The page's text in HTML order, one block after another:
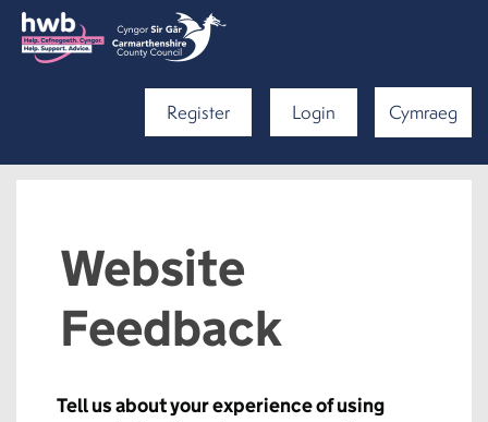
Register Login Cymraeg